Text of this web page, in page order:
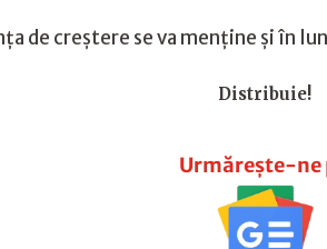
de creștere se va menține și în
Distribuie!
Urmărește-ne